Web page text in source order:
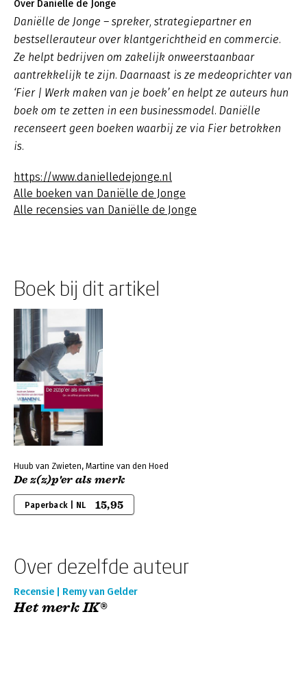
Over Daniëlle de Jonge
Daniëlle de Jonge – spreker, strategiepartner en
bestsellerauteur over klantgerichtheid en commercie.
Ze helpt bedrijven om zakelijk onweerstaanbaar
aantrekkelijk te zijn. Daarnaast is ze medeoprichter van
‘Fier | Werk maken van je boek’ en helpt ze auteurs hun
boek om te zetten in een businessmodel. Daniëlle
recenseert geen boeken waarbij ze via Fier betrokken
is.
https://www.danielledejonge.nl
Alle boeken van Daniëlle de Jonge
Alle recensies van Daniëlle de Jonge
Boek bij dit artikel
Huub van Zwieten, Martine van den Hoed
De z(z)p'er als merk
Paperback | NL 15,95
Over dezelfde auteur
Recensie | Remy van Gelder
Het merk IK®